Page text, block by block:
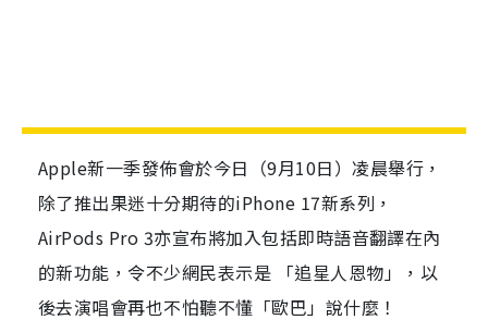
Apple新一季發佈會於今日（9月10日）凌晨舉行，
除了推出果迷十分期待的iPhone 17新系列，
AirPods Pro 3亦宣布將加入包括即時語音翻譯在內
的新功能，令不少網民表示是 「追星人恩物」，以
後去演唱會再也不怕聽不懂「歐巴」說什麼！